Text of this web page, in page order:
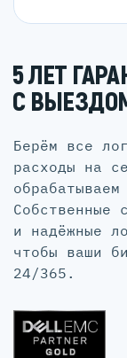
5 ЛЕТ
С
Берём все
расходы на
Собственные
и надёжные
чтобы ваши
24/365.